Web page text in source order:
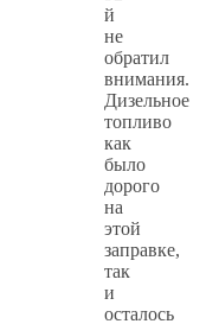
й
не
обратил
внимания.
Дизельное
топливо
как
было
дорого
на
этой
заправке,
так
и
осталось